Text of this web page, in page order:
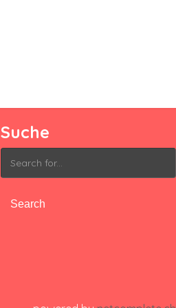
Suche
Search
for: